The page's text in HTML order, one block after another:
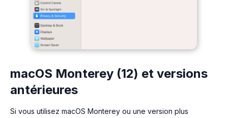
macOS Monterey (12) et versions
antérieures
Si vous utilisez macOS Monterey ou une version plus